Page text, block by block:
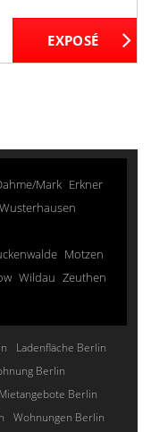
Mark Erkner
Motzen
Wildau Zeuthen
Ladenfläche Berlin
Berlin
Mietangebote Berlin
Wohnungen Berlin